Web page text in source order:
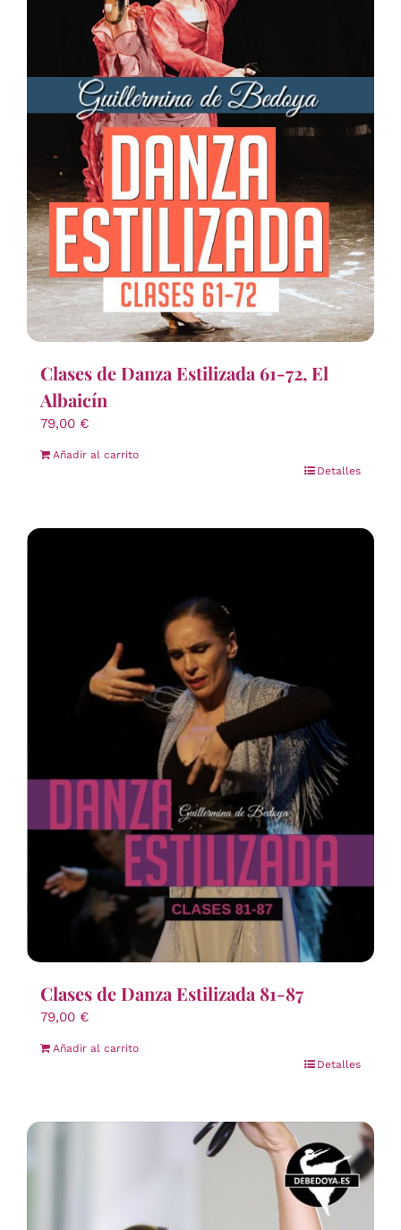
Clases de Danza Estilizada 61-72, El
Albaicín
79,00 €
Añadir al carrito
Detalles
Clases de Danza Estilizada 81-87
79,00 €
Añadir al carrito
Detalles